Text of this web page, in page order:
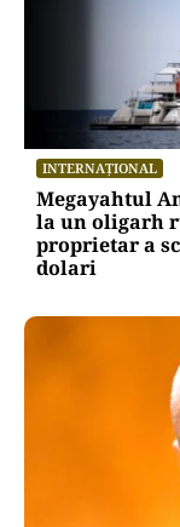
INTERNAȚIONAL
Megayahtul
la un oligarh
proprietar a
dolari